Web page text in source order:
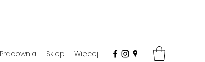
Pracownia Sklep Więcej